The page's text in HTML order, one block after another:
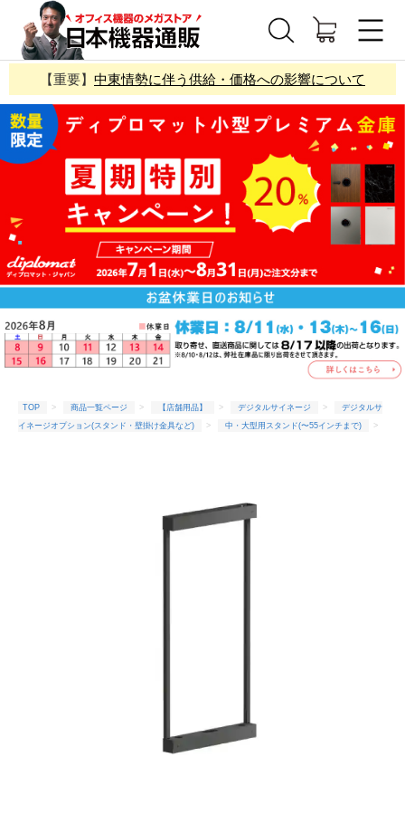
【重要】 中東情勢に伴う供給・価格への影響について
TOP 商品一覧ページ 【店舗用品】 デジタルサイネージ
デジタルサ
イネージオプション(スタンド・壁掛け金具など)
中・大型用スタンド(〜55インチまで)